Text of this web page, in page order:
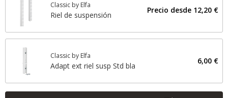
Classic by Elfa
Riel de suspensión
Precio desde 12,20 €
Classic by Elfa
Adapt ext riel susp Std bla
6,00 €